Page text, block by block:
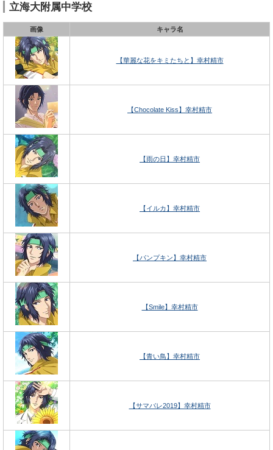
立海大附属中学校
画像 キャラ名
【華麗な花をキミたちと】幸村精市
【Chocolate Kiss】幸村精市
【雨の日】幸村精市
【イルカ】幸村精市
【パンプキン】幸村精市
【Smile】幸村精市
【青い鳥】幸村精市
【サマバレ2019】幸村精市